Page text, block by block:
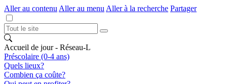
Aller au contenu Aller au menu Aller à la recherche Partager
Accueil de jour - Réseau-L
Préscolaire (0-4 ans)
Quels lieux?
Combien ça coûte?